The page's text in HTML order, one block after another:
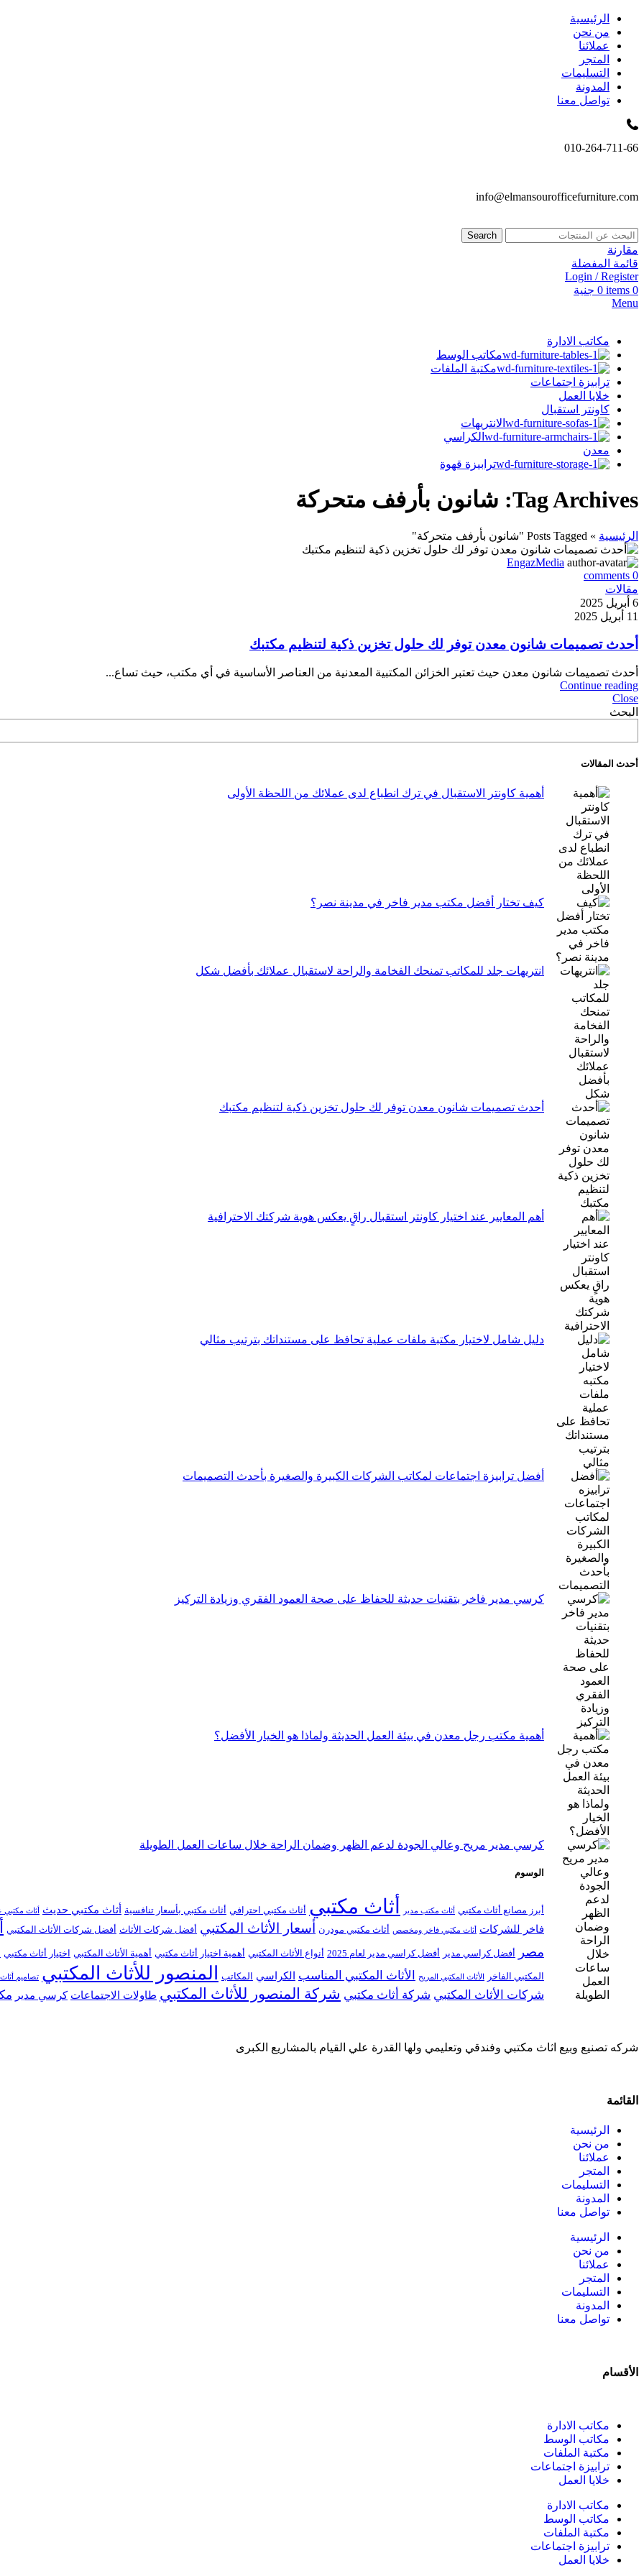
الرئيسية
من نحن
عملائنا
المتجر
التسليمات
المدونة
تواصل معنا
010-264-711-66
info@elmansourofficefurniture.com
Search
مقارنة
قائمة المفضلة
Login / Register
0
items
0 جنية
Menu
مكاتب الادارة
مكاتب الوسط
مكتبة الملفات
ترابيزة اجتماعات
خلايا العمل
كاونتر استقبال
الانتريهات
الكراسي
معدن
ترابيزة قهوة
Tag Archives: شانون بأرفف متحركة
الرئيسية » Posts Tagged "شانون بأرفف متحركة"
EngazMedia
0
comments
مقالات
6 أبريل 2025
11 أبريل 2025
أحدث تصميمات شانون معدن توفر لك حلول تخزين ذكية لتنظيم مكتبك
أحدث تصميمات شانون معدن حيث تعتبر الخزائن المكتبية المعدنية من العناصر الأساسية في أي مكتب، حيث تساع...
Continue reading
Close
البحث
أحدث المقالات
أهمية كاونتر الاستقبال في ترك انطباع لدى عملائك من اللحظة الأولى
كيف تختار أفضل مكتب مدير فاخر في مدينة نصر؟
انتريهات جلد للمكاتب تمنحك الفخامة والراحة لاستقبال عملائك بأفضل شكل
أحدث تصميمات شانون معدن توفر لك حلول تخزين ذكية لتنظيم مكتبك
أهم المعايير عند اختيار كاونتر استقبال راقٍ يعكس هوية شركتك الاحترافية
دليل شامل لاختيار مكتبة ملفات عملية تحافظ على مستنداتك بترتيب مثالي
أفضل ترابيزة اجتماعات لمكاتب الشركات الكبيرة والصغيرة بأحدث التصميمات
كرسي مدير فاخر بتقنيات حديثة للحفاظ على صحة العمود الفقري وزيادة التركيز
أهمية مكتب رجل معدن في بيئة العمل الحديثة ولماذا هو الخيار الأفضل؟
كرسي مدير مريح وعالي الجودة لدعم الظهر وضمان الراحة خلال ساعات العمل الطويلة
الوسوم
أبرز مصانع أثاث مكتبي أثاث مكتب مدير أثاث مكتبي أثاث مكتبي احترافي أثاث مكتبي بأسعار تنافسية أثاث مكتبي حديث أثاث مكتبي
فاخر للشركات
أثاث مكتبي فاخر ومخصص أثاث مكتبي مودرن أسعار الأثاث المكتبي أفضل شركات الأثاث أفضل شركات الأثاث المكتبي
مصر
أفضل كراسي مدير أفضل كراسي مدير لعام 2025 أنواع الأثاث المكتبي أهمية اختيار أثاث مكتبي أهمية الأثاث المكتبي اختيار أثاث مكتبي
المكتبي الفاخر الأثاث المكتبي المريح الأثاث المكتبي المناسب الكراسي المكاتب المنصور للأثاث المكتبي تصاميم أثاث
شركات الأثاث المكتبي شركة أثاث مكتبي شركة المنصور للأثاث المكتبي طاولات الاجتماعات كرسي مدير
شركه تصنيع وبيع اثاث مكتبي وفندقي وتعليمي ولها القدرة علي القيام بالمشاريع الكبرى
القائمة
الرئيسية
من نحن
عملائنا
المتجر
التسليمات
المدونة
تواصل معنا
الرئيسية
من نحن
عملائنا
المتجر
التسليمات
المدونة
تواصل معنا
الأقسام
مكاتب الادارة
مكاتب الوسط
مكتبة الملفات
ترابيزة اجتماعات
خلايا العمل
مكاتب الادارة
مكاتب الوسط
مكتبة الملفات
ترابيزة اجتماعات
خلايا العمل